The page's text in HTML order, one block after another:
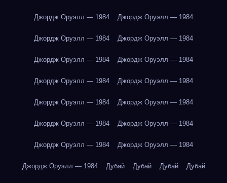
Джордж Оруэлл — 1984 Джордж Оруэлл — 1984
Джордж Оруэлл — 1984 Джордж Оруэлл — 1984
Джордж Оруэлл — 1984 Джордж Оруэлл — 1984
Джордж Оруэлл — 1984 Джордж Оруэлл — 1984
Джордж Оруэлл — 1984 Джордж Оруэлл — 1984
Джордж Оруэлл — 1984 Джордж Оруэлл — 1984
Джордж Оруэлл — 1984 Джордж Оруэлл — 1984
Джордж Оруэлл — 1984 Дубай Дубай Дубай Дубай